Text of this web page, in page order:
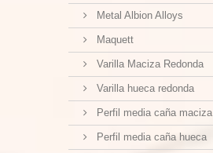
Metal Albion Alloys
Maquett
Varilla Maciza Redonda
Varilla hueca redonda
Perfil media caña maciza
Perfil media caña hueca